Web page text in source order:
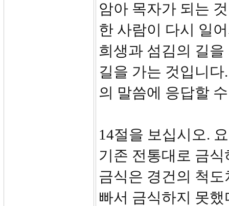
암아 목자가 되는
한 사람이 다시 일
희생과 섬김의 길
길을 가는 것입니
의 말씀에 응답할
14절을 보십시오.
기존 전통대로 금
금식은 경건의 척
빠서 금식하지 못